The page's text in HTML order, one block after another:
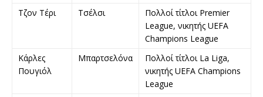
Τζον Τέρι
Τσέλσι
Πολλοί τίτλοι Premier
League, νικητής UEFA
Champions League
Κάρλες
Πουγιόλ
Μπαρτσελόνα
Πολλοί τίτλοι La Liga,
νικητής UEFA Champions
League